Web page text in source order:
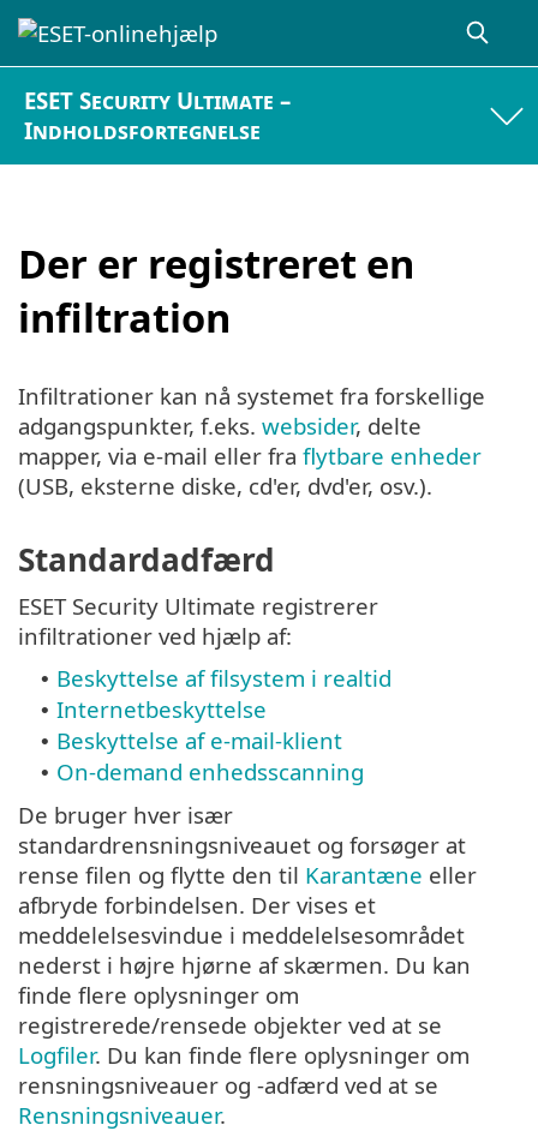
ESET Security Ultimate –
Indholdsfortegnelse
Der er registreret en
infiltration
Infiltrationer kan nå systemet fra forskellige
adgangspunkter, f.eks. websider, delte
mapper, via e-mail eller fra flytbare enheder
(USB, eksterne diske, cd'er, dvd'er, osv.).
Standardadfærd
ESET Security Ultimate registrerer
infiltrationer ved hjælp af:
• Beskyttelse af filsystem i realtid
• Internetbeskyttelse
• Beskyttelse af e-mail-klient
• On-demand enhedsscanning
De bruger hver især
standardrensningsniveauet og forsøger at
rense filen og flytte den til Karantæne eller
afbryde forbindelsen. Der vises et
meddelelsesvindue i meddelelsesområdet
nederst i højre hjørne af skærmen. Du kan
finde flere oplysninger om
registrerede/rensede objekter ved at se
Logfiler. Du kan finde flere oplysninger om
rensningsniveauer og -adfærd ved at se
Rensningsniveauer.